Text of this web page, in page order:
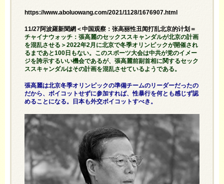
https://www.aboluowang.com/2021/1128/1676907.html
11/27阿波羅新聞網＜中国观察：张高丽性丑闻打乱北京的计划＝
チャイナウォッチ：張高麗のセックススキャンダルが北京の計画
を混乱させる＞2022年2月に北京で冬季オリンピックが開催され
るまであと100日もない。このスポーツ大会は中共が党のイメー
ジを誇示するいい機会であるが、張高麗前副首相に関するセック
ススキャンダルはその計画を混乱させているようである。
張高麗は北京冬季オリンピックの準備チームのリーダーだったの
だから、ボイコットせずに参加すれば、性暴行を何とも感じず認
めることになる。日本も外交ボイコットすべき。